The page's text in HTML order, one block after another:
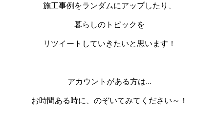
施工事例をランダムにアップしたり、
暮らしのトピックを
リツイートしていきたいと思います！
アカウントがある方は...
お時間ある時に、のぞいてみてください～！